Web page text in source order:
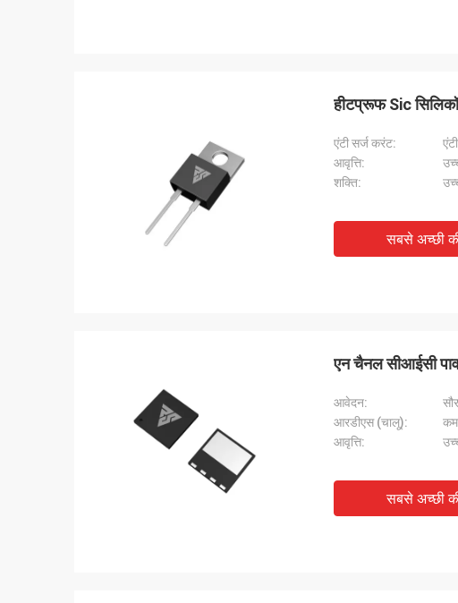
हीटप्रूफ Sic
एंटी सर्ज करंट:
आवृत्ति:
शक्ति:
सबसे अच्छी
एन चैनल सीआईसी
आवेदन:
आरडीएस (चालू):
आवृत्ति:
सबसे अच्छी